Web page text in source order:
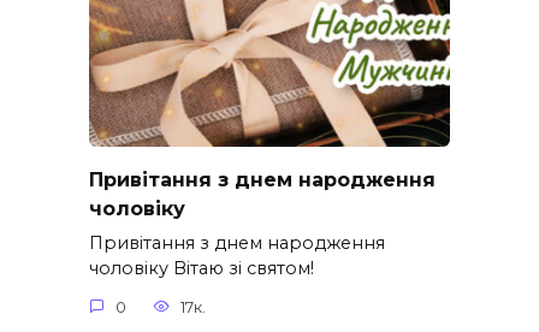
Привітання з днем народження
чоловіку
Привітання з днем народження
чоловіку Вітаю зі святом!
0 17к.